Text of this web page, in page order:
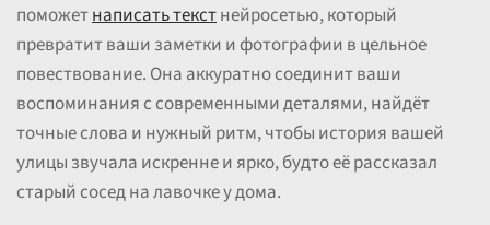
поможетнаписать текстнейросетью, который
превратит ваши заметки и фотографии в цельное
повествование. Она аккуратно соединит ваши
воспоминания с современными деталями, найдёт
точные слова и нужный ритм, чтобы история вашей
улицы звучала искренне и ярко, будто её рассказал
старый сосед на лавочке у дома.